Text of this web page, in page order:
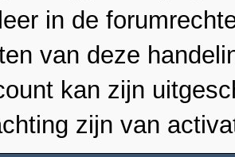
in de
van deze
kan zijn
zijn van